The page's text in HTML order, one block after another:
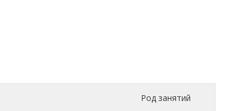
Род занятий